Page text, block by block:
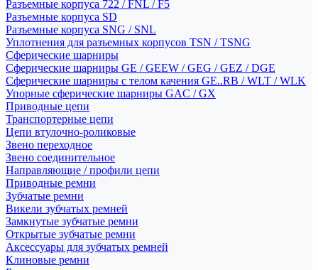
Разъемные корпуса 722 / FNL / F5
Разъемные корпуса SD
Разъемные корпуса SNG / SNL
Уплотнения для разъемных корпусов TSN / TSNG
Сферические шарниры
Сферические шарниры GE / GEEW / GEG / GEZ / DGE
Сферические шарниры с телом качения GE..RB / WLT / WLK
Упорные сферические шарниры GAC / GX
Приводные цепи
Транспортерные цепи
Цепи втулочно-роликовые
Звено переходное
Звено соединительное
Направляющие / профили цепи
Приводные ремни
Зубчатые ремни
Викели зубчатых ремней
Замкнутые зубчатые ремни
Открытые зубчатые ремни
Аксессуары для зубчатых ремней
Клиновые ремни